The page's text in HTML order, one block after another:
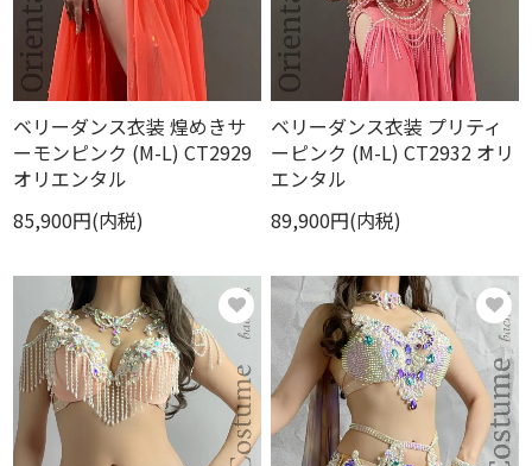
ベリーダンス衣装 煌めきサ
ーモンピンク (M-L) CT2929
オリエンタル
85,900円(内税)
ベリーダンス衣装 プリティ
ーピンク (M-L) CT2932 オリ
エンタル
89,900円(内税)